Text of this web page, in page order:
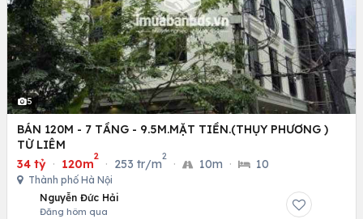
5
BÁN 120M - 7 TẦNG - 9.5M.MẶT TIỀN.(THỤY PHƯƠNG )
TỪ LIÊM
34 tỷ · 120m
2
· 253 tr/m
2
· 10m · 10
Thành phố Hà Nội
Nguyễn Đức Hải
Đăng hôm qua